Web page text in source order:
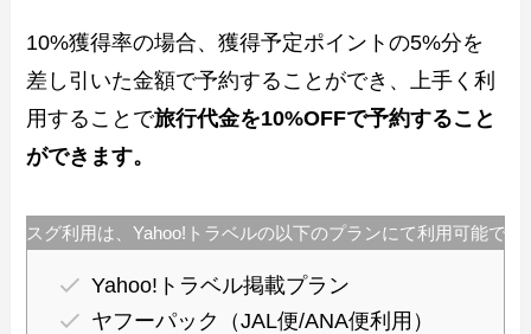
10%獲得率の場合、獲得予定ポイントの5%分を
差し引いた金額で予約することができ、上手く利
用することで旅行代金を10%OFFで予約すること
ができます。
まスグ利用は、Yahoo!トラベルの以下のプランにて利用可能です
Yahoo!トラベル掲載プラン
ヤフーパック（JAL便/ANA便利用）